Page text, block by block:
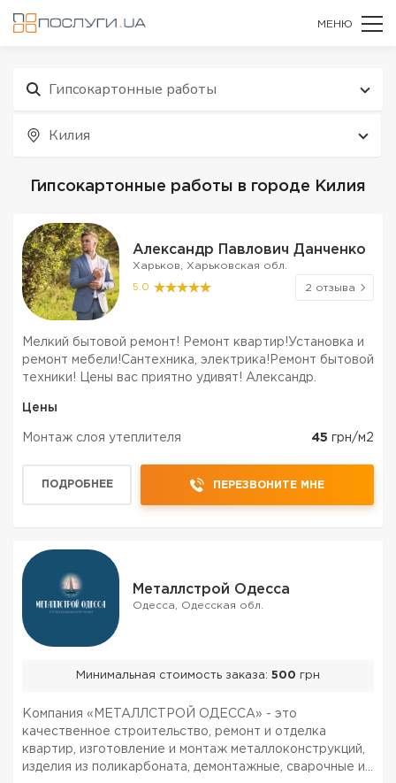
МЕНЮ
Гипсокартонные работы
Килия
Гипсокартонные работы в городе Килия
Александр Павлович Данченко
Харьков, Харьковская обл.
5.0 2 отзыва
Мелкий бытовой ремонт! Ремонт квартир!Установка и
ремонт мебели!Сантехника, электрика!Ремонт бытовой
техники! Цены вас приятно удивят! Александр.
Цены
Монтаж слоя утеплителя 45 грн/м2
ПОДРОБНЕЕ ПЕРЕЗВОНИТЕ МНЕ
Металлстрой Одесса
Одесса, Одесская обл.
Минимальная стоимость заказа: 500 грн
Компания «МЕТАЛЛСТРОЙ ОДЕССА» - это
качественное строительство, ремонт и отделка
квартир, изготовление и монтаж металлоконструкций,
изделия из поликарбоната, демонтажные, сварочные и